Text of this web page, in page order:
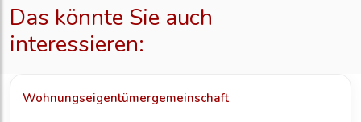
Das könnte Sie auch
interessieren:
Wohnungseigentümergemeinschaft